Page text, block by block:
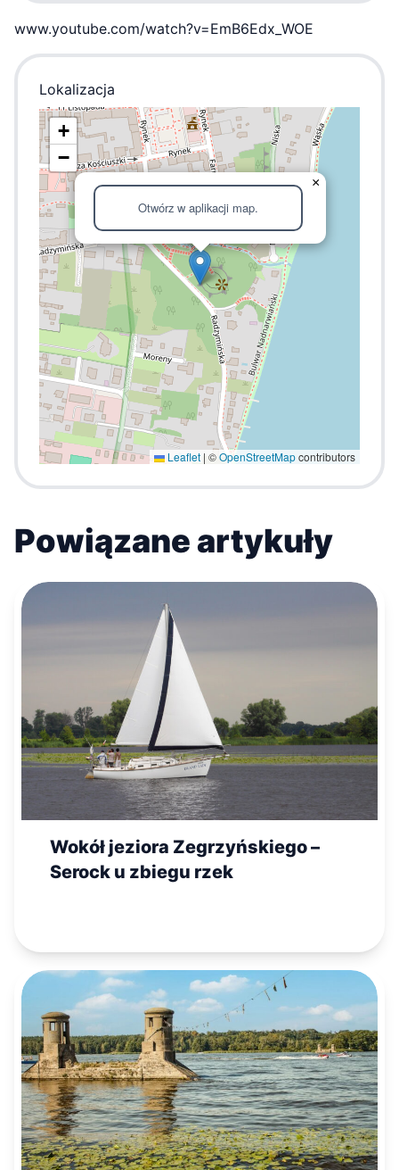
www.youtube.com/watch?v=EmB6Edx_WOE
Lokalizacja
Otwórz w aplikacji map.
×
+
−
Leaflet | ©OpenStreetMapcontributors
Powiązane artykuły
Wokół jeziora Zegrzyńskiego –
Serock u zbiegu rzek